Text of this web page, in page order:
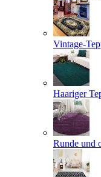
Vintage-
Haariger
Runde und